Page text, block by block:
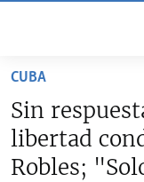
accesibilidad
contenido
principal
CUBA
CUBA
ESTADOS UNIDOS
CUBA
Sin
libertad
Robles;